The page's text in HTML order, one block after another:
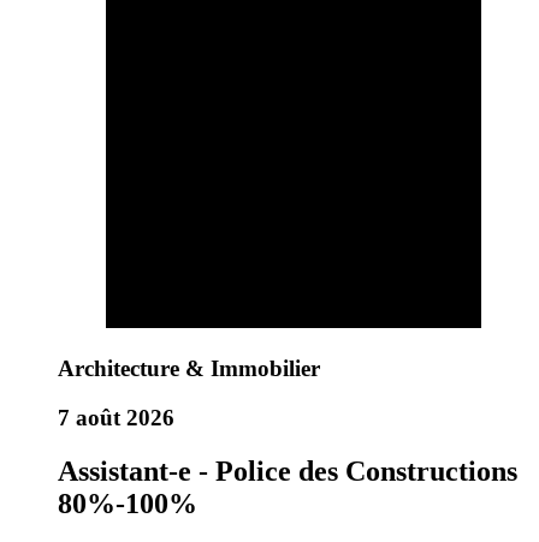
Architecture & Immobilier
7 août 2026
Assistant-e - Police des Constructions
80%-100%